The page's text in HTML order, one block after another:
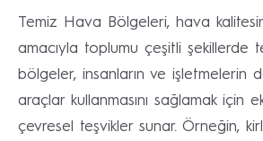
Temiz Hava Bölgeleri, hava
amacıyla toplumu çeşitli şekillerde
bölgeler, insanların ve işletmelerin
araçlar kullanmasını sağlamak için
çevresel teşvikler sunar. Örneğin,